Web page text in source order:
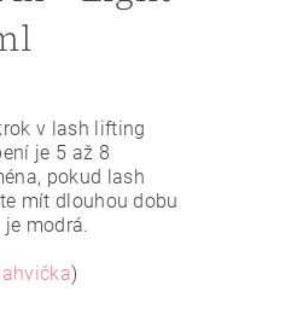
v lash lifting
je 5 až 8
pokud lash
mít dlouhou dobu
modrá.
lahvička)